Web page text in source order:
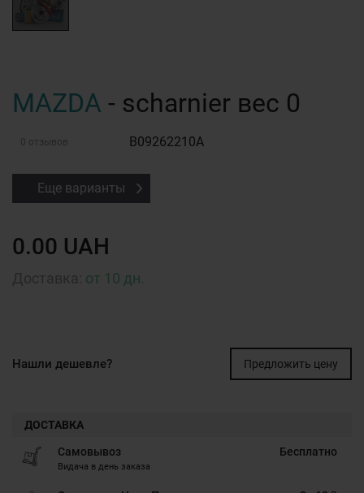
MAZDA - scharnier вес 0
0 отзывов B09262210A
Еще варианты
0.00 UAH
от 10 дн.
Нашли дешевле? Предложить цену
ДОСТАВКА
Самовывоз
Видача в день заказа
Бесплатно